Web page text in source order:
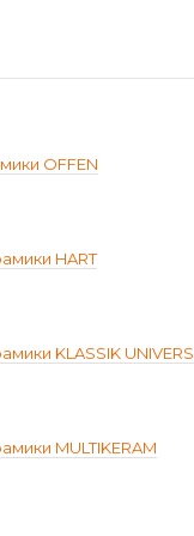
OFFEN
HART
KLASSIK
MULTIKERAM